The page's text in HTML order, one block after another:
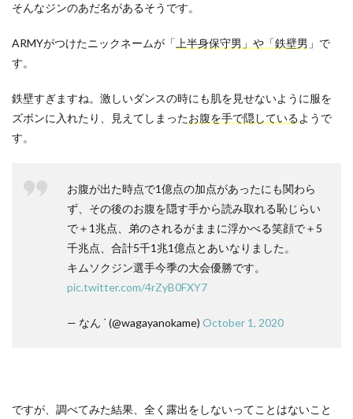
そんなジンのあだ名があるそうです。
ARMYがつけたニックネームが「 上半身保守男」や「鉄壁男 」で
す。
鉄壁すぎますね。激しいダンスの時にも肌を見せないように服を
ズボンに入れたり、見えてしまったお腹を手で隠しているようで
す。
お腹が出た時点で1億点の加点があったにも関わら
ず、その後のお腹を隠す手から読み取れる恥じらい
で＋1兆点、弟のされるがままに浮かべる笑顔で＋5
千兆点、合計5千1兆1億点とあいなりました。
キムソクジン選手今季の大会優勝です。
pic.twitter.com/4rZyB0FXY7
— なん ᐝ (@wagayanokame) October 1, 2020
ですが、調べてみた結果、全く露出をしないってことはないこと